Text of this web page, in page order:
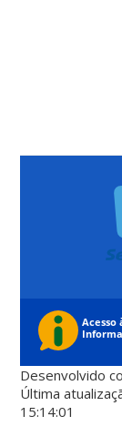
Desenvolvido
Última
15:14:01